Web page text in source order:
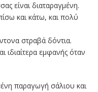
είναι διαταραγμένη.
και κάτω, και πολύ
στραβά δόντια.
εμφανής όταν
παραγωγή σάλιου και